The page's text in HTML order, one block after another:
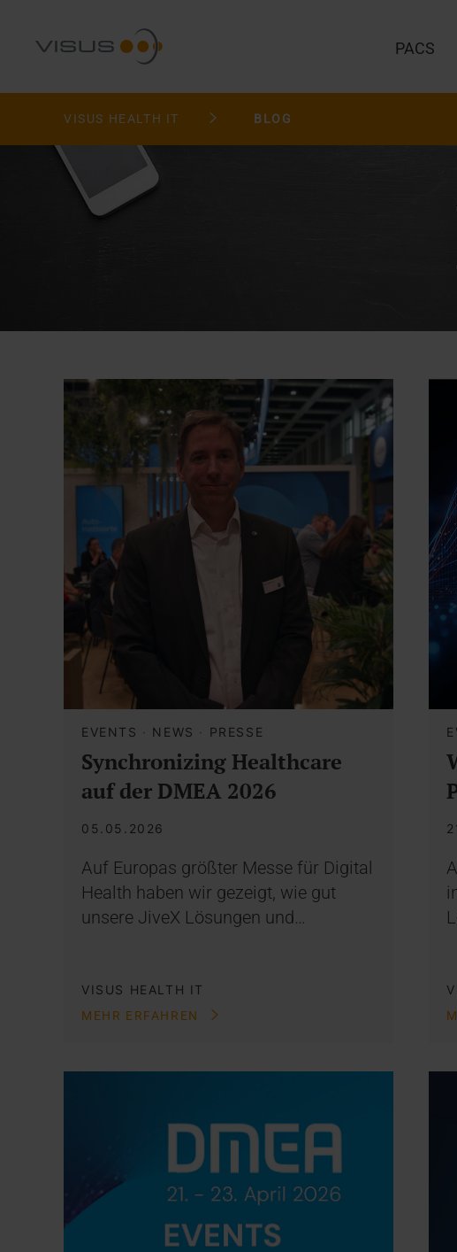
PACS
VISUS HEALTH IT BLOG
EVENTS · NEWS · PRESSE
Synchronizing Healthcare
auf der DMEA 2026
05.05.2026
Auf Europas größter Messe für Digital
Health haben wir gezeigt, wie gut
unsere JiveX Lösungen und…
VISUS HEALTH IT
MEHR ERFAHREN